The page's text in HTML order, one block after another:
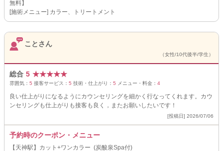
無料】
[施術メニュー] カラー、トリートメント
ことさん
（女性/10代後半/学生）
総合 5 ★★★★★
雰囲気： 5 接客サービス： 5 技術・仕上がり： 5 メニュー・料金： 4
良い仕上がりになるようにカウンセリングを細かく行なってくれます。カウ
ンセリングも仕上がりも接客も良く，またお願いしたいです！
[投稿日] 2026/07/06
予約時のクーポン・メニュー
【天神駅】カット+ワンカラー (炭酸泉Spa付)